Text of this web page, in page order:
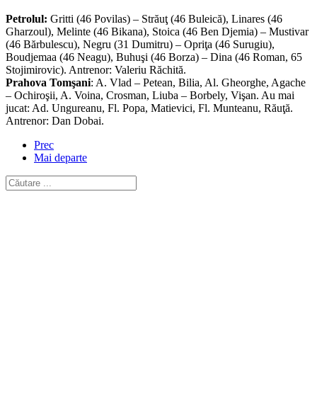
Petrolul: Gritti (46 Povilas) – Străuţ (46 Buleică), Linares (46
Gharzoul), Melinte (46 Bikana), Stoica (46 Ben Djemia) – Mustivar
(46 Bărbulescu), Negru (31 Dumitru) – Opriţa (46 Surugiu),
Boudjemaa (46 Neagu), Buhuşi (46 Borza) – Dina (46 Roman, 65
Stojimirovic). Antrenor: Valeriu Răchită.
Prahova Tomşani: A. Vlad – Petean, Bilia, Al. Gheorghe, Agache
– Ochiroşii, A. Voina, Crosman, Liuba – Borbely, Vişan. Au mai
jucat: Ad. Ungureanu, Fl. Popa, Matievici, Fl. Munteanu, Răuţă.
Antrenor: Dan Dobai.
Prec
Mai departe